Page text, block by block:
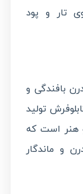
تار و پود
بافندگی و
تولید
هنر است که
و ماندگار